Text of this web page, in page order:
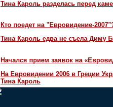
Тина Кароль разделась перед
Кто поедет на "Евровидение-
Тина Кароль едва не съела Диму
Начался прием заявок на
На Евровидении 2006 в Греции
Тина Кароль